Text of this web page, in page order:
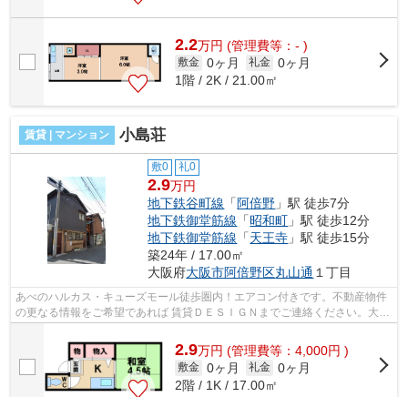
2.2万円 (管理費等：- )
敷金 0ヶ月 礼金 0ヶ月
1階 / 2K / 21.00㎡
賃貸 | マンション 小島荘
敷0 礼0
2.9万円
地下鉄谷町線 「 阿倍野 」駅 徒歩7分
地下鉄御堂筋線 「昭和町 」駅 徒歩12分
地下鉄御堂筋線 「天王寺 」駅 徒歩15分
築24年 / 17.00㎡
大阪府大阪市阿倍野区丸山通 １丁目
あべのハルカス・キューズモール徒歩圏内！エアコン付きです。不動産物件
の更なる情報をご希望であれば 賃貸ＤＥＳＩＧＮまでご連絡ください。大阪
2.9万円 (管理費等：4,000円 )
敷金 0ヶ月 礼金 0ヶ月
2階 / 1K / 17.00㎡